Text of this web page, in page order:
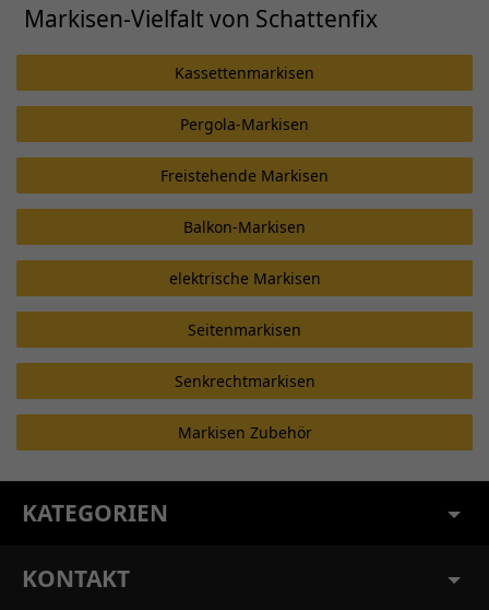
Markisen-Vielfalt von Schattenfix
Kassettenmarkisen
Pergola-Markisen
Freistehende Markisen
Balkon-Markisen
elektrische Markisen
Seitenmarkisen
Senkrechtmarkisen
Markisen Zubehör
KATEGORIEN
KONTAKT